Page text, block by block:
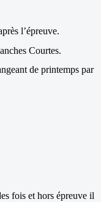
l’épreuve.
Courtes.
de printemps par
fois et hors épreuve il